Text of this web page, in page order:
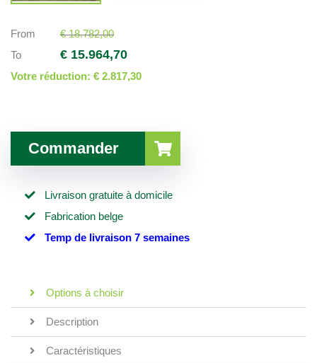
From
€ 18.782,00
To
€ 15.964,70
Votre réduction: € 2.817,30
Commander
Livraison gratuite à domicile
Fabrication belge
Temp de livraison 7 semaines
Options à choisir
Description
Caractéristiques